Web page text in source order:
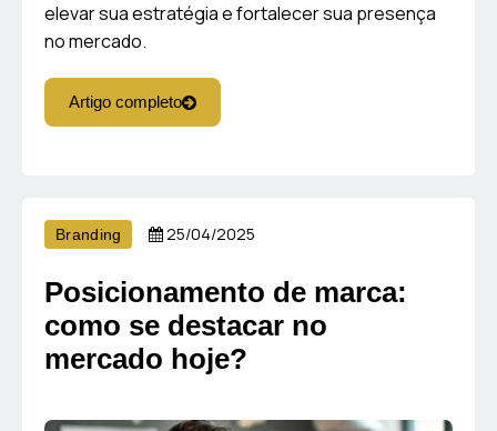
elevar sua estratégia e fortalecer sua presença
no mercado.
Artigo completo
Branding 25/04/2025
Posicionamento de marca:
como se destacar no
mercado hoje?